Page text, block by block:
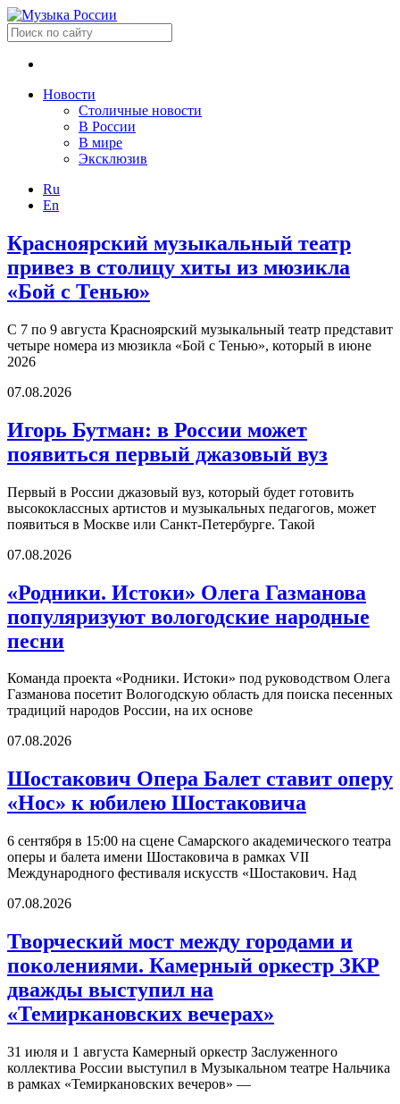
Новости
Столичные новости
В России
В мире
Эксклюзив
Ru
En
Красноярский музыкальный театр
привез в столицу хиты из мюзикла
«Бой с Тенью»
С 7 по 9 августа Красноярский музыкальный театр представит
четыре номера из мюзикла «Бой с Тенью», который в июне
2026
07.08.2026
Игорь Бутман: в России может
появиться первый джазовый вуз
Первый в России джазовый вуз, который будет готовить
высококлассных артистов и музыкальных педагогов, может
появиться в Москве или Санкт-Петербурге. Такой
07.08.2026
«Родники. Истоки» Олега Газманова
популяризуют вологодские народные
песни
Команда проекта «Родники. Истоки» под руководством Олега
Газманова посетит Вологодскую область для поиска песенных
традиций народов России, на их основе
07.08.2026
Шостакович Опера Балет ставит оперу
«Нос» к юбилею Шостаковича
6 сентября в 15:00 на сцене Самарского академического театра
оперы и балета имени Шостаковича в рамках VII
Международного фестиваля искусств «Шостакович. Над
07.08.2026
Творческий мост между городами и
поколениями. Камерный оркестр ЗКР
дважды выступил на
«Темиркановских вечерах»
31 июля и 1 августа Камерный оркестр Заслуженного
коллектива России выступил в Музыкальном театре Нальчика
в рамках «Темиркановских вечеров» —